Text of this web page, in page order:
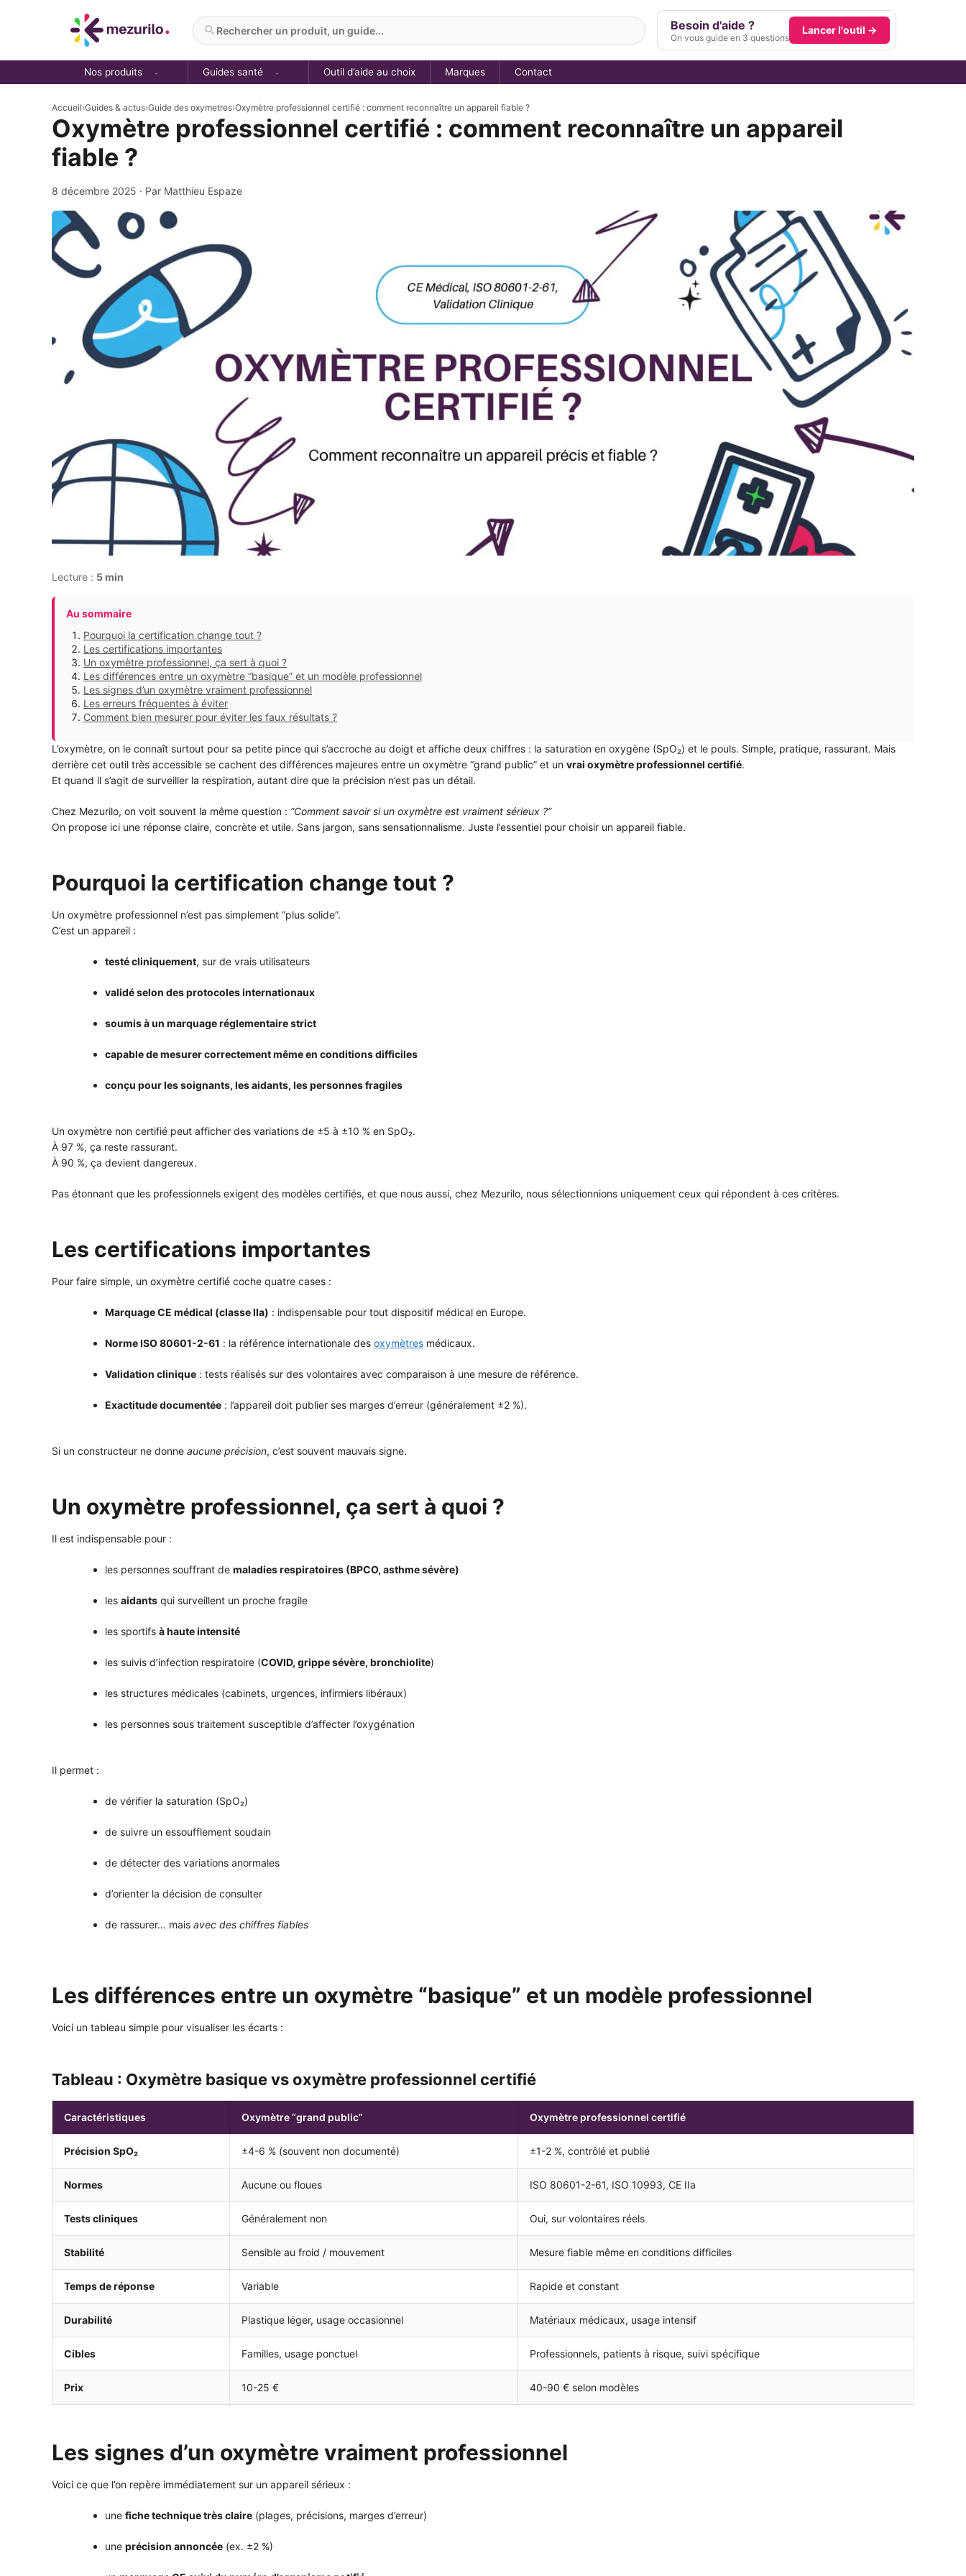
Rechercher un produit, un guide... Besoin d'aide ?
On vous guide en 3 questions
Lancer l'outil →
Nos produits Guides santé Outil d’aide au choix Marques Contact
Accueil›Guides & actus›Guide des oxymetres›Oxymètre professionnel certifié : comment reconnaître un appareil fiable ?
Oxymètre professionnel certifié : comment reconnaître un appareil
fiable ?
8 décembre 2025 · Par Matthieu Espaze
Lecture : 5 min
Au sommaire
Pourquoi la certification change tout ?
Les certifications importantes
Un oxymètre professionnel, ça sert à quoi ?
Les différences entre un oxymètre “basique” et un modèle professionnel
Les signes d’un oxymètre vraiment professionnel
Les erreurs fréquentes à éviter
Comment bien mesurer pour éviter les faux résultats ?
L’oxymètre, on le connaît surtout pour sa petite pince qui s’accroche au doigt et affiche deux chiffres : la saturation en oxygène (SpO₂) et le pouls. Simple, pratique, rassurant. Mais
derrière cet outil très accessible se cachent des différences majeures entre un oxymètre “grand public” et un vrai oxymètre professionnel certifié.
Et quand il s’agit de surveiller la respiration, autant dire que la précision n’est pas un détail.
Chez Mezurilo, on voit souvent la même question : “Comment savoir si un oxymètre est vraiment sérieux ?”
On propose ici une réponse claire, concrète et utile. Sans jargon, sans sensationnalisme. Juste l’essentiel pour choisir un appareil fiable.
Pourquoi la certification change tout ?
Un oxymètre professionnel n’est pas simplement “plus solide”.
C’est un appareil :
testé cliniquement, sur de vrais utilisateurs
validé selon des protocoles internationaux
soumis à un marquage réglementaire strict
capable de mesurer correctement même en conditions difficiles
conçu pour les soignants, les aidants, les personnes fragiles
Un oxymètre non certifié peut afficher des variations de ±5 à ±10 % en SpO₂.
À 97 %, ça reste rassurant.
À 90 %, ça devient dangereux.
Pas étonnant que les professionnels exigent des modèles certifiés, et que nous aussi, chez Mezurilo, nous sélectionnions uniquement ceux qui répondent à ces critères.
Les certifications importantes
Pour faire simple, un oxymètre certifié coche quatre cases :
Marquage CE médical (classe IIa) : indispensable pour tout dispositif médical en Europe.
Norme ISO 80601-2-61 : la référence internationale des oxymètres médicaux.
Validation clinique : tests réalisés sur des volontaires avec comparaison à une mesure de référence.
Exactitude documentée : l’appareil doit publier ses marges d’erreur (généralement ±2 %).
Si un constructeur ne donne aucune précision, c’est souvent mauvais signe.
Un oxymètre professionnel, ça sert à quoi ?
Il est indispensable pour :
les personnes souffrant de maladies respiratoires (BPCO, asthme sévère)
les aidants qui surveillent un proche fragile
les sportifs à haute intensité
les suivis d’infection respiratoire (COVID, grippe sévère, bronchiolite)
les structures médicales (cabinets, urgences, infirmiers libéraux)
les personnes sous traitement susceptible d’affecter l’oxygénation
Il permet :
de vérifier la saturation (SpO₂)
de suivre un essoufflement soudain
de détecter des variations anormales
d’orienter la décision de consulter
de rassurer… mais avec des chiffres fiables
Les différences entre un oxymètre “basique” et un modèle professionnel
Voici un tableau simple pour visualiser les écarts :
Tableau : Oxymètre basique vs oxymètre professionnel certifié
Caractéristiques Oxymètre “grand public” Oxymètre professionnel certifié
Précision SpO₂ ±4-6 % (souvent non documenté) ±1-2 %, contrôlé et publié
Normes Aucune ou floues ISO 80601-2-61, ISO 10993, CE IIa
Tests cliniques Généralement non Oui, sur volontaires réels
Stabilité Sensible au froid / mouvement Mesure fiable même en conditions difficiles
Temps de réponse Variable Rapide et constant
Durabilité Plastique léger, usage occasionnel Matériaux médicaux, usage intensif
Cibles Familles, usage ponctuel Professionnels, patients à risque, suivi spécifique
Prix 10-25 € 40-90 € selon modèles
Les signes d’un oxymètre vraiment professionnel
Voici ce que l’on repère immédiatement sur un appareil sérieux :
une fiche technique très claire (plages, précisions, marges d’erreur)
une précision annoncée (ex. ±2 %)